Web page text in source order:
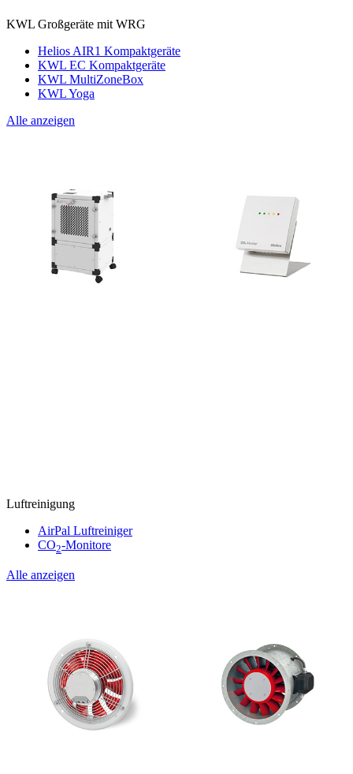
KWL Großgeräte mit WRG
Helios AIR1 Kompaktgeräte
KWL EC Kompaktgeräte
KWL MultiZoneBox
KWL Yoga
Alle anzeigen
Luftreinigung
AirPal Luftreiniger
CO2-Monitore
Alle anzeigen